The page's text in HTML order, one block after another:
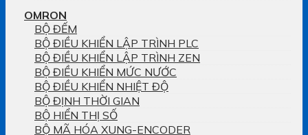
OMRON
BỘ ĐẾM
BỘ ĐIỀU KHIỂN LẬP TRÌNH PLC
BỘ ĐIỀU KHIỂN LẬP TRÌNH ZEN
BỘ ĐIỀU KHIỂN MỨC NƯỚC
BỘ ĐIỀU KHIỂN NHIỆT ĐỘ
BỘ ĐỊNH THỜI GIAN
BỘ HIỂN THỊ SỐ
BỘ MÃ HÓA XUNG-ENCODER